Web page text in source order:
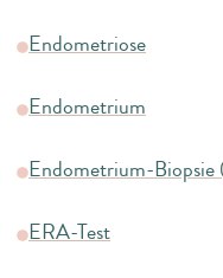
Endometriose
Endometrium
Endometrium-Biopsie
ERA-Test